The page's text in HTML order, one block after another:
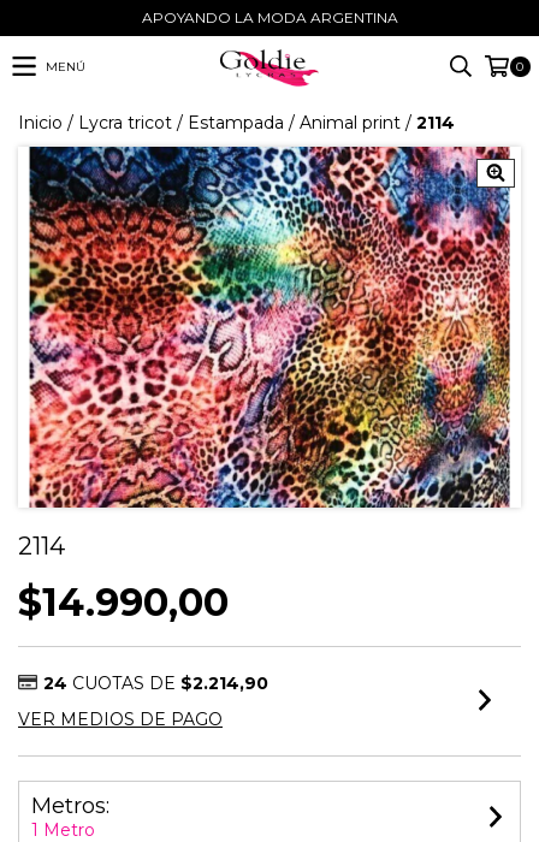
APOYANDO LA MODA ARGENTINA
MENÚ 0
Inicio / Lycra tricot / Estampada / Animal print / 2114
2114
$14.990,00
24 CUOTAS DE $2.214,90
VER MEDIOS DE PAGO
Metros:
1 Metro